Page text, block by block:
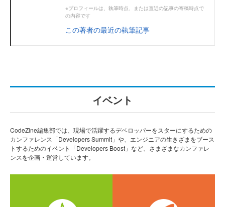
※プロフィールは、執筆時点、または直近の記事の寄稿時点で
の内容です
この著者の最近の執筆記事
イベント
CodeZine編集部では、現場で活躍するデベロッパーをスターにするための
カンファレンス「Developers Summit」や、エンジニアの生きざまをブース
トするためのイベント「Developers Boost」など、さまざまなカンファレ
ンスを企画・運営しています。